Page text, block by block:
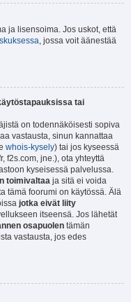
ja lisensoima. Jos uskot, että
, jossa voit äänestää
tai
on todennäköisesti sopiva
vastausta, sinun kannattaa
whois-kysely) tai jos kyseessä
f2s.com, jne.), ota yhteyttä
kyseisessä palvelussa.
toimivaltaa ja sitä ei voida
tämä foorumi on käytössä. Älä
jotka eivät liity
itseensä. Jos lähetät
osapuolen tämän
vastausta, jos edes